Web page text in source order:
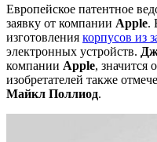
Европейское патентное
заявку от компании Apple.
изготовления корпусов из
электронных устройств.
компании Apple, значится
изобретателей также
Майкл Поллиод.